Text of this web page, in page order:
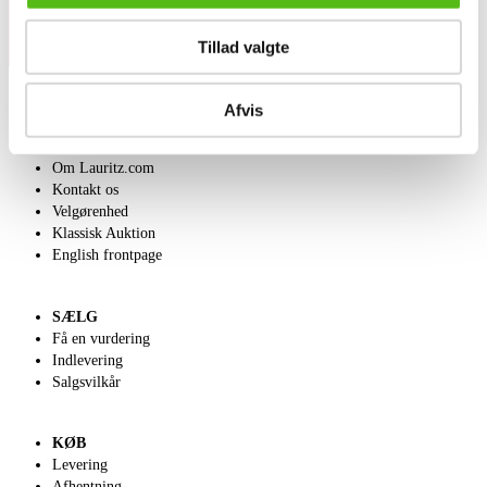
Tillad valgte
Afvis
Om Lauritz.com
Kontakt os
Velgørenhed
Klassisk Auktion
English frontpage
SÆLG
Få en vurdering
Indlevering
Salgsvilkår
KØB
Levering